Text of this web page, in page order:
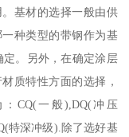
基材的选择一般由供
种类型的带钢作为基
。另外，在确定涂层
质特性方面的选择，
CQ(一般),DQ(冲压
特深冲级).除了选好基